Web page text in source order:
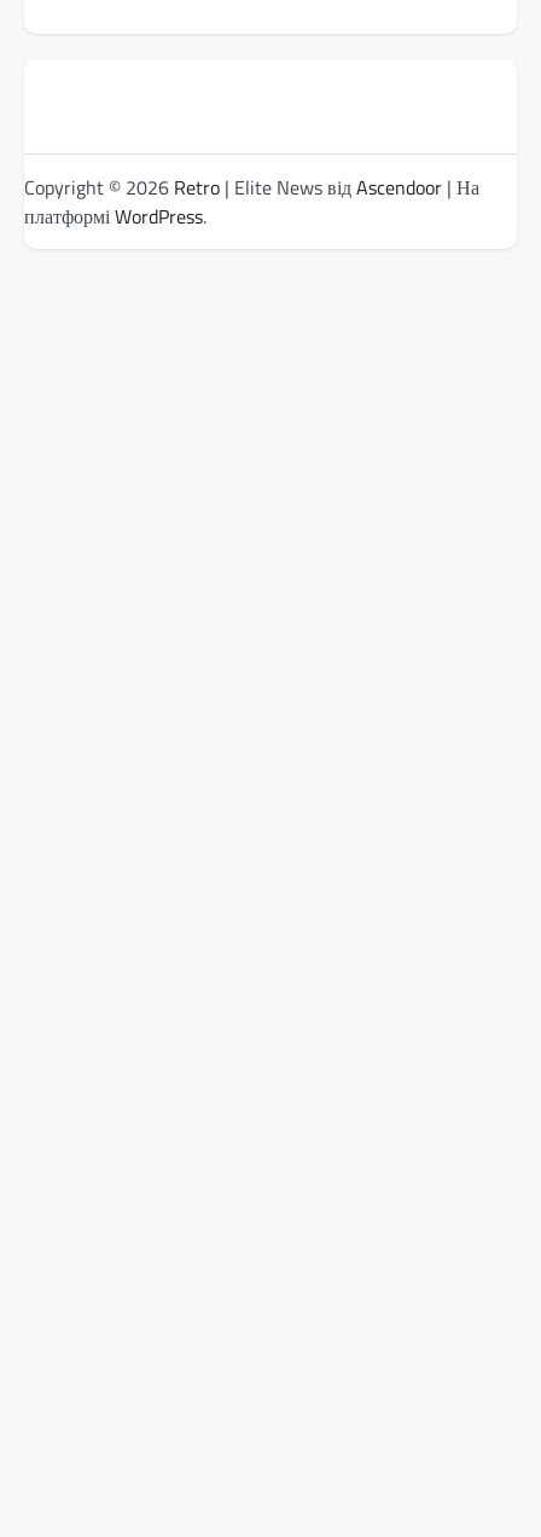
Copyright © 2026 Retro | Elite News відAscendoor | На
платформіWordPress.